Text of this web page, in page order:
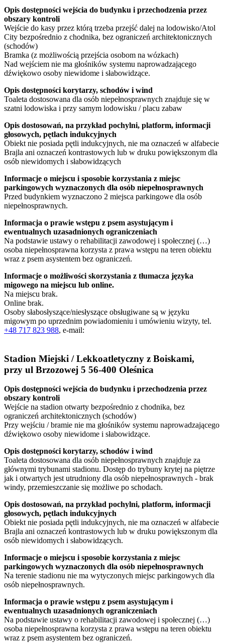
Opis dostępności wejścia do budynku i przechodzenia przez
obszary kontroli
Wejście do kasy przez którą trzeba przejść dalej na lodowisko/Atol
City bezpośrednio z chodnika, bez ograniczeń architektonicznych
(schodów)
Bramka (z możliwością przejścia osobom na wózkach)
Nad wejściem nie ma głośników systemu naprowadzającego
dźwiękowo osoby niewidome i słabowidzące.
Opis dostępności korytarzy, schodów i wind
Toaleta dostosowana dla osób niepełnosprawnych znajduje się w
szatni lodowiska i przy samym lodowisku / placu zabaw
Opis dostosowań, na przykład pochylni, platform, informacji
głosowych, pętlach indukcyjnych
Obiekt nie posiada pętli indukcyjnych, nie ma oznaczeń w alfabecie
Brajla ani oznaczeń kontrastowych lub w druku powiększonym dla
osób niewidomych i słabowidzących
Informacje o miejscu i sposobie korzystania z miejsc
parkingowych wyznaczonych dla osób niepełnosprawnych
Przed budynkiem wyznaczono 2 miejsca parkingowe dla osób
niepełnosprawnych.
Informacja o prawie wstępu z psem asystującym i
ewentualnych uzasadnionych ograniczeniach
Na podstawie ustawy o rehabilitacji zawodowej i społecznej (…)
osoba niepełnosprawna korzysta z prawa wstępu na teren obiektu
wraz z psem asystentem bez ograniczeń.
Informacje o możliwości skorzystania z tłumacza języka
migowego na miejscu lub online.
Na miejscu brak.
Online brak.
Osoby słabosłyszące/niesłyszące obsługiwane są w języku
migowym po uprzednim powiadomieniu i umówieniu wizyty, tel.
+48 717 823 988, e-mail:
Stadion Miejski / Lekkoatletyczny z Boiskami,
przy ul Brzozowej 5 56-400 Oleśnica
Opis dostępności wejścia do budynku i przechodzenia przez
obszary kontroli
Wejście na stadion otwarty bezpośrednio z chodnika, bez
ograniczeń architektonicznych (schodów)
Przy wejściu / bramie nie ma głośników systemu naprowadzającego
dźwiękowo osoby niewidome i słabowidzące.
Opis dostępności korytarzy, schodów i wind
Toaleta dostosowana dla osób niepełnosprawnych znajduje za
głównymi trybunami stadionu. Dostęp do trybuny krytej na piętrze
jak i otwartych jest utrudniony dla osób niepełnosprawnych - brak
windy, przemieszczanie się możliwe po schodach.
Opis dostosowań, na przykład pochylni, platform, informacji
głosowych, pętlach indukcyjnych
Obiekt nie posiada pętli indukcyjnych, nie ma oznaczeń w alfabecie
Brajla ani oznaczeń kontrastowych lub w druku powiększonym dla
osób niewidomych i słabowidzących.
Informacje o miejscu i sposobie korzystania z miejsc
parkingowych wyznaczonych dla osób niepełnosprawnych
Na terenie stadionu nie ma wytyczonych miejsc parkingowych dla
osób niepełnosprawnych.
Informacja o prawie wstępu z psem asystującym i
ewentualnych uzasadnionych ograniczeniach
Na podstawie ustawy o rehabilitacji zawodowej i społecznej (…)
osoba niepełnosprawna korzysta z prawa wstępu na teren obiektu
wraz z psem asystentem bez ograniczeń.